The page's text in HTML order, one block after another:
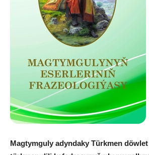
Magtymguly adyndaky Türkmen